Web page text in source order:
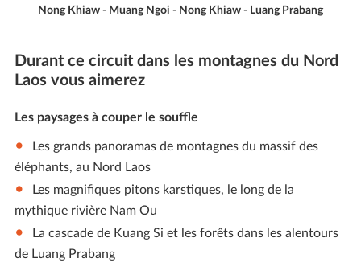
Nong Khiaw - Muang Ngoi - Nong Khiaw - Luang Prabang
Durant ce circuit dans les montagnes du Nord
Laos vous aimerez
Les paysages à couper le souffle
Les grands panoramas de montagnes du massif des
éléphants, au Nord Laos
Les magnifiques pitons karstiques, le long de la
mythique rivière Nam Ou
La cascade de Kuang Si et les forêts dans les alentours
de Luang Prabang